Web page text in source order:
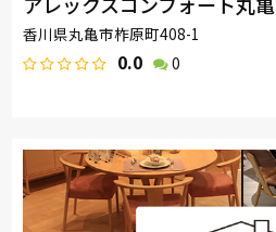
香川県丸亀市柞原町408-1
0.0 0